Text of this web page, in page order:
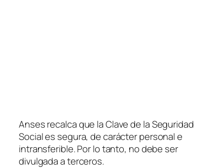
Anses recalca que la Clave de la Seguridad
Social es segura, de carácter personal e
intransferible. Por lo tanto, no debe ser
divulgada a terceros.